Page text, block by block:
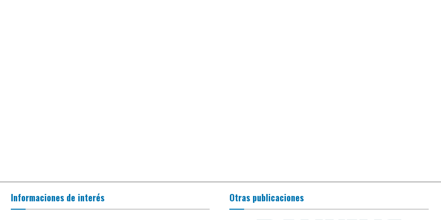
Informaciones de interés Otras publicaciones